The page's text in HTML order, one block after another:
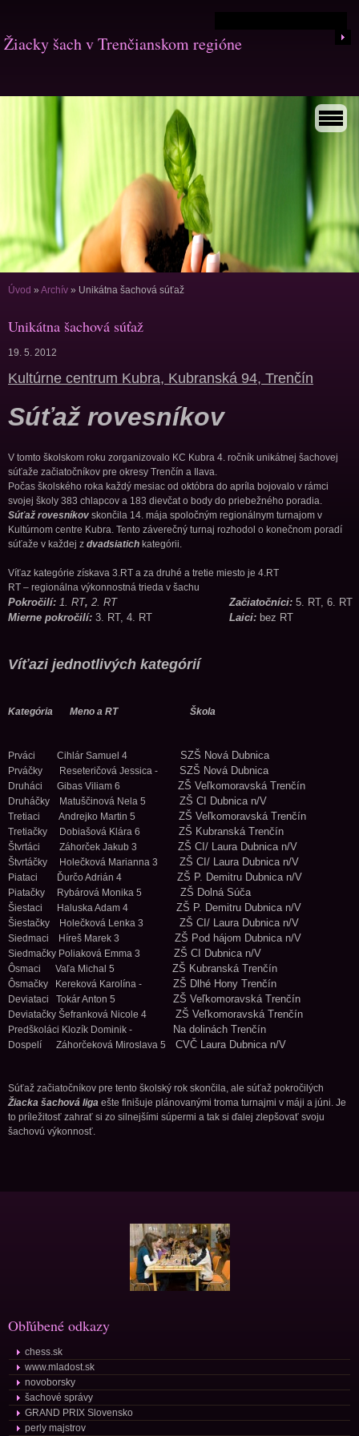
Žiacky šach v Trenčianskom regióne
Úvod » Archív » Unikátna šachová súťaž
Unikátna šachová súťaž
19. 5. 2012
Kultúrne centrum Kubra, Kubranská 94, Trenčín
Súťaž rovesníkov
V tomto školskom roku zorganizovalo KC Kubra 4. ročník unikátnej šachovej
súťaže začiatočníkov pre okresy Trenčín a Ilava.
Počas školského roka každý mesiac od októbra do apríla bojovalo v rámci
svojej školy 383 chlapcov a 183 dievčat o body do priebežného poradia.
Súťaž rovesníkov skončila 14. mája spoločným regionálnym turnajom v
Kultúrnom centre Kubra. Tento záverečný turnaj rozhodol o konečnom poradí
súťaže v každej z dvadsiatich kategórii.
Víťaz kategórie získava 3.RT a za druhé a tretie miesto je 4.RT
RT – regionálna výkonnostná trieda v šachu
Pokročilí: 1. RT, 2. RTZačiatočníci: 5. RT, 6. RT
Mierne pokročilí: 3. RT, 4. RT Laici: bez RT
Víťazi jednotlivých kategórií
Kategória Meno a RT Škola
Prváci Cihlár Samuel 4 SZŠ Nová Dubnica
Prváčky Reseteričová Jessica - SZŠ Nová Dubnica
Druháci Gibas Viliam 6 ZŠ Veľkomoravská Trenčín
Druháčky Matuščinová Nela 5 ZŠ CI Dubnica n/V
Tretiaci Andrejko Martin 5 ZŠ Veľkomoravská Trenčín
Tretiačky Dobiašová Klára 6 ZŠ Kubranská Trenčín
Štvrtáci Záhorček Jakub 3 ZŠ CI/ Laura Dubnica n/V
Štvrtáčky Holečková Marianna 3 ZŠ CI/ Laura Dubnica n/V
Piataci Ďurčo Adrián 4 ZŠ P. Demitru Dubnica n/V
Piatačky Rybárová Monika 5 ZŠ Dolná Súča
Šiestaci Haluska Adam 4 ZŠ P. Demitru Dubnica n/V
Šiestačky Holečková Lenka 3 ZŠ CI/ Laura Dubnica n/V
Siedmaci Híreš Marek 3 ZŠ Pod hájom Dubnica n/V
Siedmačky Poliaková Emma 3 ZŠ CI Dubnica n/V
Ôsmaci Vaľa Michal 5 ZŠ Kubranská Trenčín
Ôsmačky Kereková Karolína - ZŠ Dlhé Hony Trenčín
Deviataci Tokár Anton 5 ZŠ Veľkomoravská Trenčín
Deviatačky Šefranková Nicole 4 ZŠ Veľkomoravská Trenčín
Predškoláci Klozík Dominik - Na dolinách Trenčín
Dospelí Záhorčeková Miroslava 5 CVČ Laura Dubnica n/V
Súťaž začiatočníkov pre tento školský rok skončila, ale súťaž pokročilých
Žiacka šachová liga ešte finišuje plánovanými troma turnajmi v máji a júni. Je
to príležitosť zahrať si zo silnejšími súpermi a tak si ďalej zlepšovať svoju
šachovú výkonnosť.
Obľúbené odkazy
chess.sk
www.mladost.sk
novoborsky
šachové správy
GRAND PRIX Slovensko
perly majstrov